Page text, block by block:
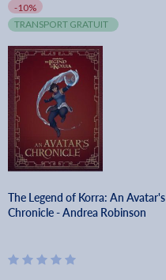
-10%
TRANSPORT GRATUIT
The Legend of Korra: An Avatar's
Chronicle - Andrea Robinson